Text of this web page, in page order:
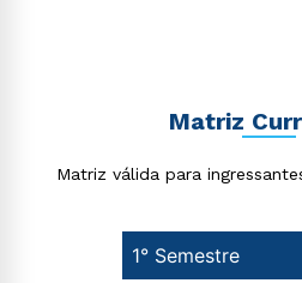
Matriz
Matriz válida para
1° Semestre